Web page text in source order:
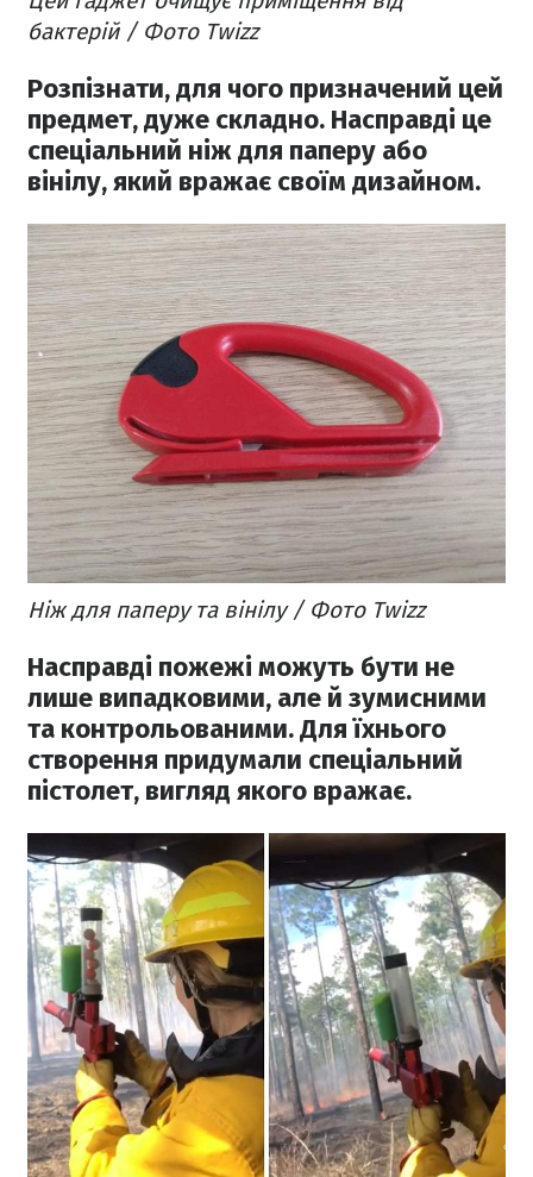
бактерій / Фото Twizz
Розпізнати, для чого призначений цей
предмет, дуже складно. Насправді це
спеціальний ніж для паперу або
вінілу, який вражає своїм дизайном.
Ніж для паперу та вінілу / Фото Twizz
Насправді пожежі можуть бути не
лише випадковими, але й зумисними
та контрольованими. Для їхнього
створення придумали спеціальний
пістолет, вигляд якого вражає.